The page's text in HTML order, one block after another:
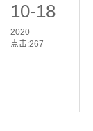
10-18
2020
点击:267